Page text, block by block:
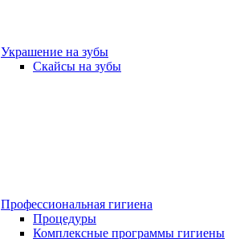
Украшение на зубы
Скайсы на зубы
Профессиональная гигиена
Процедуры
Комплексные программы гигиены